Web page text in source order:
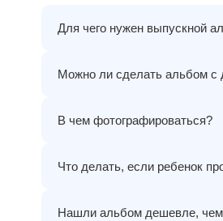
Для чего нужен выпускной
Можно ли сделать альбом с
В чем фотографироваться?
Что делать, если ребенок
Нашли альбом дешевле,